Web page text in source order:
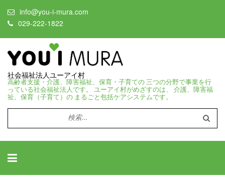
info@you-i-mura.com
029-222-1822
社会福祉法人ユーアイ村
高齢者支援・介護、障害福祉、保育・子育ての 三つの分野で事業を行
っている社会福祉法人です。 ユーアイ村がめざすのは、 介護、障害福
祉、保育（子育て）の まるごと包括ケアシステムです。
検
索: